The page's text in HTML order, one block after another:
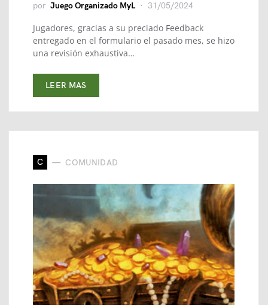
por Juego Organizado MyL 31/05/2024
Jugadores, gracias a su preciado Feedback
entregado en el formulario el pasado mes, se hizo
una revisión exhaustiva…
LEER MAS
C COMUNIDAD